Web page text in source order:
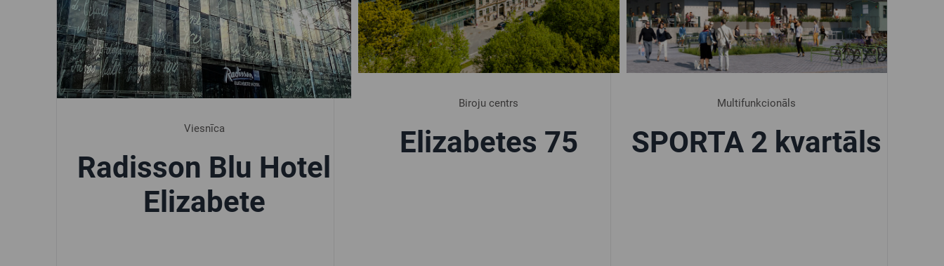
Radisson Blu Hotel
Elizabete
Viesnīca Elizabetes 75
Biroju centrs
SPORTA 2 kvartāls
Multifunkcionāls